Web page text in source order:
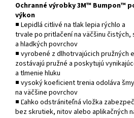
Ochranné výrobky 3M™ Bumpon™
výkon
■ Lepidlá citlivé na tlak lepia rýchlo a
trvale po pritlačení na väčšinu čistých,
a hladkých povrchov
■ vyrobené z dlhotrvajúcich pružných
zostávajú pružné a poskytujú
a tlmenie hluku
■ vysoký koeficient trenia odoláva
na väčšine povrchov
■ Ľahko odstrániteľná vložka
bez skrutiek, nitov alebo aplikačných